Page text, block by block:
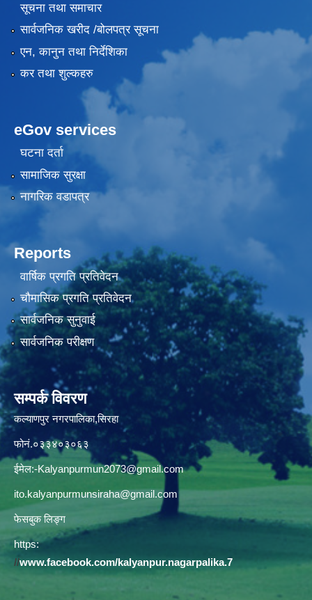
सूचना तथा समाचार
सार्वजनिक खरीद /बोलपत्र सूचना
एन, कानुन तथा निर्देशिका
कर तथा शुल्कहरु
eGov services
घटना दर्ता
सामाजिक सुरक्षा
नागरिक वडापत्र
Reports
वार्षिक प्रगति प्रतिवेदन
चौमासिक प्रगति प्रतिवेदन
सार्वजनिक सुनुवाई
सार्वजनिक परीक्षण
सम्पर्क विवरण
कल्याणपुर नगरपालिका,सिरहा
फोनं.०३३४०३०६३
ईमेल:-Kalyanpurmun2073@gmail.com
ito.kalyanpurmunsiraha@gmail.com
फेसबुक लिङ्ग
https:
//www.facebook.com/kalyanpur.nagarpalika.7